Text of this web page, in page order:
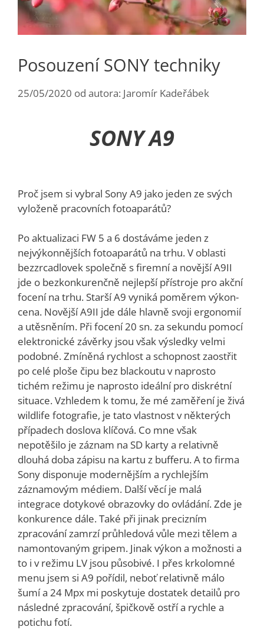
Posouzení SONY techniky
25/05/2020 od autora: Jaromír Kadeřábek
SONY A9
Proč jsem si vybral Sony A9 jako jeden ze svých
vyloženě pracovních fotoaparátů?
Po aktualizaci FW 5 a 6 dostáváme jeden z
nejvýkonnějších fotoaparátů na trhu. V oblasti
bezzrcadlovek společně s firemní a novější A9II
jde o bezkonkurenčně nejlepší přístroje pro akční
focení na trhu. Starší A9 vyniká poměrem výkon-
cena. Novější A9II jde dále hlavně svoji ergonomií
a utěsněním. Při focení 20 sn. za sekundu pomocí
elektronické závěrky jsou však výsledky velmi
podobné. Zmíněná rychlost a schopnost zaostřit
po celé ploše čipu bez blackoutu v naprosto
tichém režimu je naprosto ideální pro diskrétní
situace. Vzhledem k tomu, že mé zaměření je živá
wildlife fotografie, je tato vlastnost v některých
případech doslova klíčová. Co mne však
nepotěšilo je záznam na SD karty a relativně
dlouhá doba zápisu na kartu z bufferu. A to firma
Sony disponuje modernějším a rychlejším
záznamovým médiem. Další věcí je malá
integrace dotykové obrazovky do ovládání. Zde je
konkurence dále. Také při jinak precizním
zpracování zamrzí průhledová vůle mezi tělem a
namontovaným gripem. Jinak výkon a možnosti a
to i v režimu LV jsou působivé. I přes krkolomné
menu jsem si A9 pořídil, neboť relativně málo
šumí a 24 Mpx mi poskytuje dostatek detailů pro
následné zpracování, špičkově ostří a rychle a
potichu fotí.